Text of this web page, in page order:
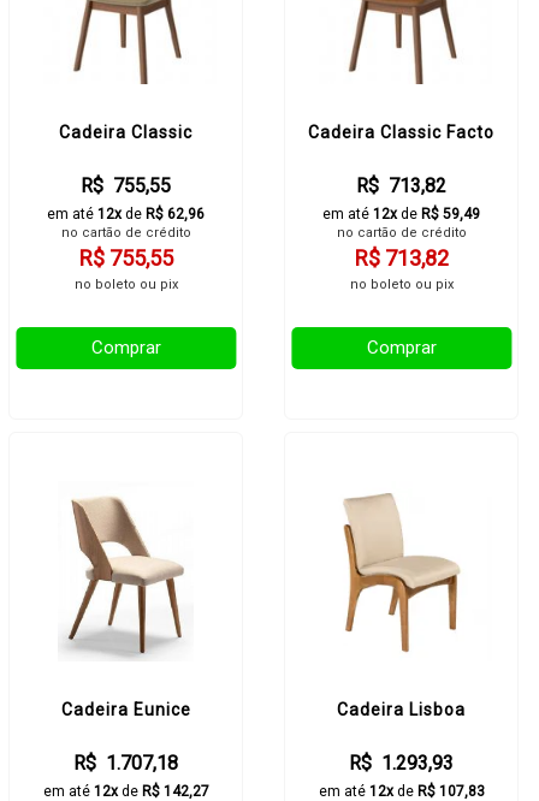
Cadeira Classic
R$ 755,55
em até 12xde R$ 62,96
no cartão de crédito
R$ 755,55
no boleto ou pix
Comprar
Cadeira Classic Facto
R$ 713,82
em até 12xde R$ 59,49
no cartão de crédito
R$ 713,82
no boleto ou pix
Comprar
Cadeira Eunice
R$ 1.707,18
em até 12xde R$ 142,27
Cadeira Lisboa
R$ 1.293,93
em até 12xde R$ 107,83